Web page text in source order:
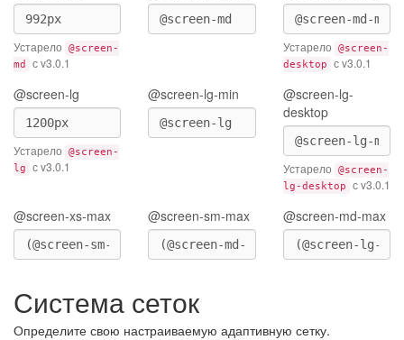
Устарело
@screen-
md
с v3.0.1
Устарело
@screen-
desktop
с v3.0.1
@screen-lg
Устарело
@screen-
lg
с v3.0.1
@screen-lg-min
@screen-lg-
desktop
Устарело
@screen-
lg-desktop
с v3.0.1
@screen-xs-max @screen-sm-max @screen-md-max
Система сеток
Определите свою настраиваемую адаптивную сетку.